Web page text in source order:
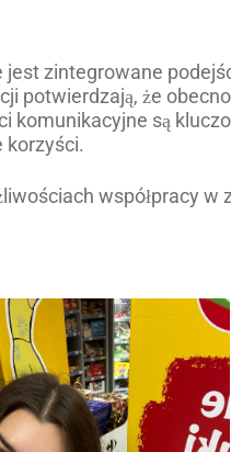
jest zintegrowane
potwierdzają, że
są
korzyści.
współpracy